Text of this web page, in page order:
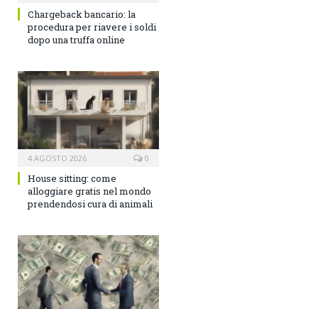
Chargeback bancario: la
procedura per riavere i soldi
dopo una truffa online
4 AGOSTO 2026 0
House sitting: come
alloggiare gratis nel mondo
prendendosi cura di animali